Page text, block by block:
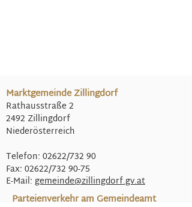
Marktgemeinde Zillingdorf
Rathausstraße 2
2492 Zillingdorf
Niederösterreich
Telefon: 02622/732 90
Fax: 02622/732 90-75
E-Mail: gemeinde@zillingdorf.gv.at
Parteienverkehr am Gemeindeamt